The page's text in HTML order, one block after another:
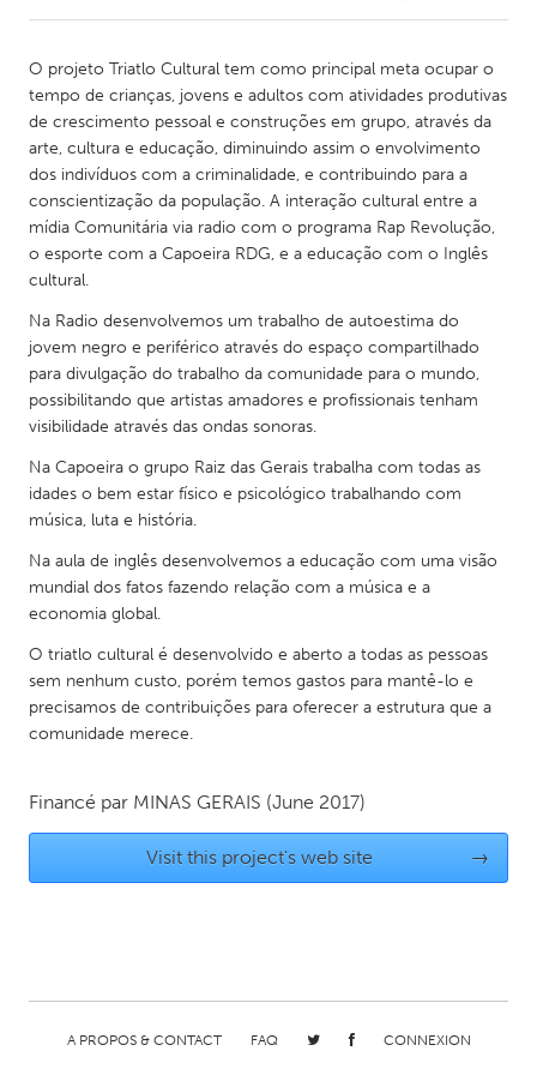
Amherstburg
Kingston
Kitchener-Waterloo
New Glasgow
Newmarket
Ottawa
South Shore
Toronto
MALAYSIA
Kuala Lumpur
NETHERLANDS
Leiden
Rotterdam
Utrecht
SINGAPORE
Singapore
O projeto Triatlo Cultural tem como principal meta ocupar o
tempo de crianças, jovens e adultos com atividades produtivas
de crescimento pessoal e construções em grupo, através da
arte, cultura e educação, diminuindo assim o envolvimento
dos indivíduos com a criminalidade, e contribuindo para a
conscientização da população. A interação cultural entre a
mídia Comunitária via radio com o programa Rap Revolução,
o esporte com a Capoeira RDG, e a educação com o Inglês
cultural.
Na Radio desenvolvemos um trabalho de autoestima do
jovem negro e periférico através do espaço compartilhado
para divulgação do trabalho da comunidade para o mundo,
possibilitando que artistas amadores e profissionais tenham
visibilidade através das ondas sonoras.
Na Capoeira o grupo Raiz das Gerais trabalha com todas as
idades o bem estar físico e psicológico trabalhando com
música, luta e história.
Na aula de inglês desenvolvemos a educação com uma visão
mundial dos fatos fazendo relação com a música e a
economia global.
O triatlo cultural é desenvolvido e aberto a todas as pessoas
sem nenhum custo, porém temos gastos para mantê-lo e
precisamos de contribuições para oferecer a estrutura que a
comunidade merece.
Financé par MINAS GERAIS (June 2017)
Visit this project's web site →
A PROPOS & CONTACT FAQ CONNEXION